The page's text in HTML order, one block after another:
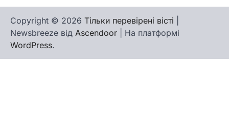
Copyright © 2026 Тільки перевірені вісті
Newsbreeze від Ascendoor | На платформі
WordPress.